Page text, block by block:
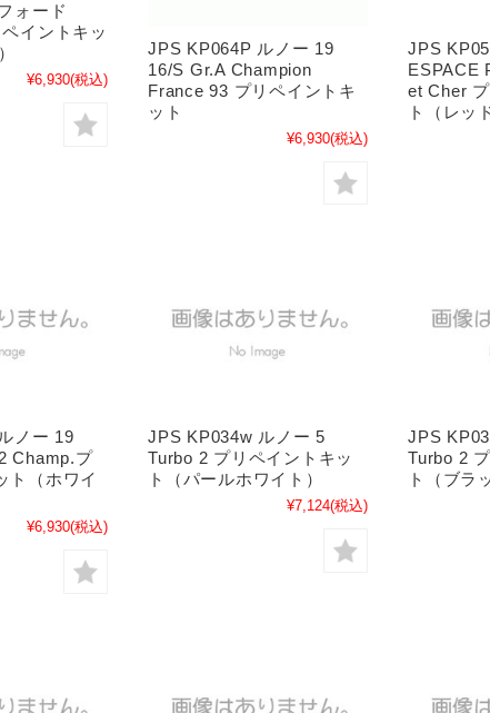
ォード
イントキッ
¥6,930(税込)
JPS KP064P ルノー 19
16/S Gr.A Champion
France 93 プリペイントキ
ット
¥6,930(税込)
JPS
ESPACE
et Cher
ト（レッ
ノー 19
Champ.プ
ト（ホワイ
¥6,930(税込)
JPS KP034w ルノー 5
Turbo 2 プリペイントキッ
ト（パールホワイト）
¥7,124(税込)
JPS
Turbo 2
ト（ブラ